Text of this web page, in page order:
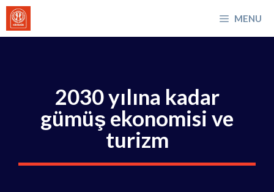
İçeriğe
atla
MENU
2030 yılına kadar
gümüş ekonomisi ve
turizm